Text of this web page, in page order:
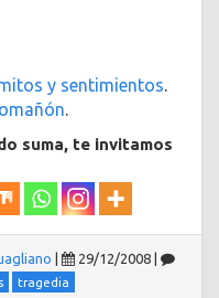
y sentimientos
suma, te invitamos
29/12/2008
tragedia